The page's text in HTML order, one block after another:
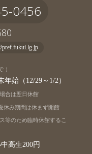
0456
）
始（12/29～1/2）
合は翌日休館
休み期間は休まず開館
等のため臨時休館するこ
高生200円